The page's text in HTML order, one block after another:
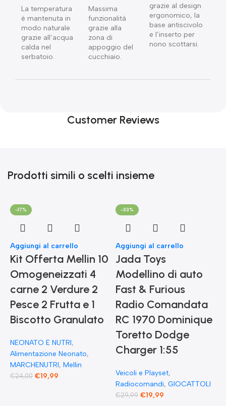
La temperatura
è mantenuta in
modo naturale
grazie all’acqua
calda nel
serbatoio.
Massima
funzionalità
grazie alla
zona di
appoggio del
cucchiaio.
grazie al design
ergonomico, la
base antiscivolo
e l’inserto per
nono scottarsi.
Customer Reviews
Prodotti simili o scelti insieme
-17%
Aggiungi al carrello
Kit Offerta Mellin 10
Omogeneizzati 4
carne 2 Verdure 2
Pesce 2 Frutta e 1
Biscotto Granulato
NEONATO E NUTRI,
Alimentazione Neonato,
MARCHENUTRI, Mellin
€24,00 €19,99
-33%
Aggiungi al carrello
Jada Toys
Modellino di auto
Fast & Furious
Radio Comandata
RC 1970 Dominique
Toretto Dodge
Charger 1:55
Veicoli e Playset,
Radiocomandi, GIOCATTOLI
€29,99 €19,99